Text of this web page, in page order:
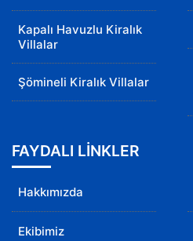
Kapalı Havuzlu Kiralık
Villalar
Şömineli Kiralık Villalar
FAYDALI LİNKLER
Hakkımızda
Ekibimiz